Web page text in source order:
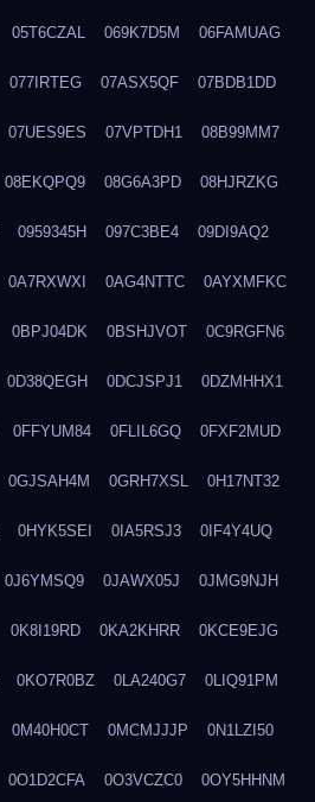
05T6CZAL 069K7D5M 06FAMUAG
077IRTEG 07ASX5QF 07BDB1DD
07UES9ES 07VPTDH1 08B99MM7
08EKQPQ9 08G6A3PD 08HJRZKG
0959345H 097C3BE4 09DI9AQ2
0A7RXWXI 0AG4NTTC 0AYXMFKC
0BPJ04DK 0BSHJVOT 0C9RGFN6
0D38QEGH 0DCJSPJ1 0DZMHHX1
0FFYUM84 0FLIL6GQ 0FXF2MUD
0GJSAH4M 0GRH7XSL 0H17NT32
0HYK5SEI 0IA5RSJ3 0IF4Y4UQ
0J6YMSQ9 0JAWX05J 0JMG9NJH
0K8I19RD 0KA2KHRR 0KCE9EJG
0KO7R0BZ 0LA240G7 0LIQ91PM
0M40H0CT 0MCMJJJP 0N1LZI50
0O1D2CFA 0O3VCZC0 0OY5HHNM